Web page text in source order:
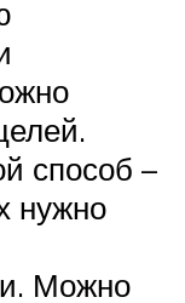
способ –
нужно
Можно